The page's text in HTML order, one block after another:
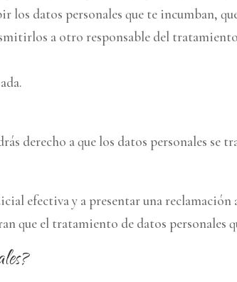
los datos personales que te incumban,
a otro responsable del
derecho a que los datos personales se
efectiva y a presentar una
que el tratamiento de datos personales